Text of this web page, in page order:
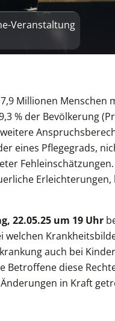
Veranstaltung
Millionen Menschen
% der Bevölkerung
eines Pflegegrads,
22.05.25 um 19 Uhr
auch bei
Betroffene diese
Änderungen in Kraft